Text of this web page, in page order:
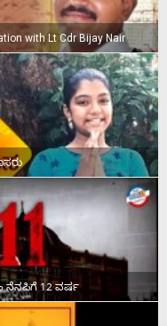
with Lt Cdr Bijay Nair
ನೆನಪಿಗೆ 12 ವರ್ಷ